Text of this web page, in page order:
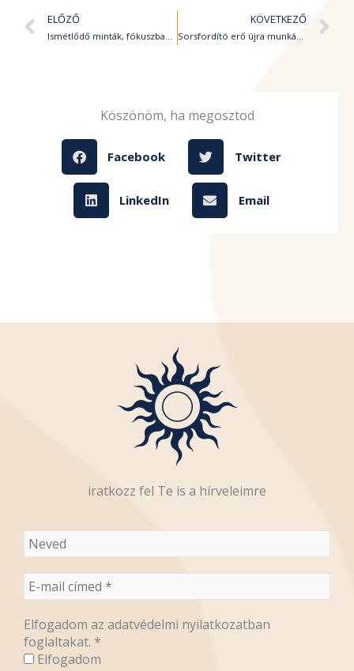
Előző
ELŐZŐ KÖVETKEZŐ
Köszönöm, ha megosztod
Facebook Twitter
LinkedIn Email
iratkozz fel Te is a hírveleimre
Elfogadom az adatvédelmi nyilatkozatban
foglaltakat. *
Elfogadom